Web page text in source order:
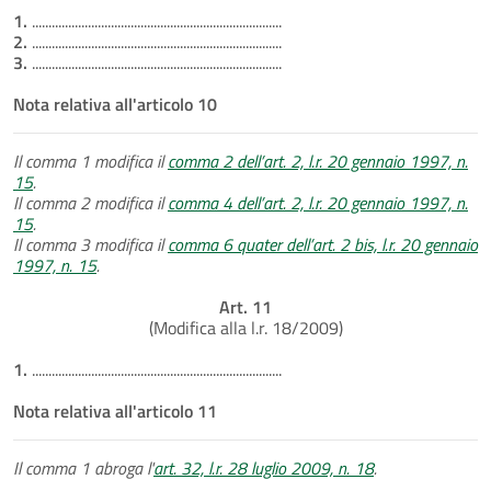
1. ............................................................................
2. ............................................................................
3. ............................................................................
Nota relativa all'articolo 10
Il comma 1 modifica ilcomma 2 dell’art. 2, l.r. 20 gennaio 1997, n.
15.
Il comma 2 modifica ilcomma 4 dell’art. 2, l.r. 20 gennaio 1997, n.
15.
Il comma 3 modifica ilcomma 6 quater dell’art. 2 bis, l.r. 20 gennaio
1997, n. 15.
Art. 11
(Modifica alla l.r. 18/2009)
1. ............................................................................
Nota relativa all'articolo 11
Il comma 1 abroga l'art. 32, l.r. 28 luglio 2009, n. 18.